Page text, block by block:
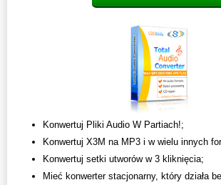
Konwertuj Pliki Audio W Partiach!;
Konwertuj X3M na MP3 i w wielu innych
Konwertuj setki utworów w 3 kliknięcia;
Mieć konwerter stacjonarny, który działa